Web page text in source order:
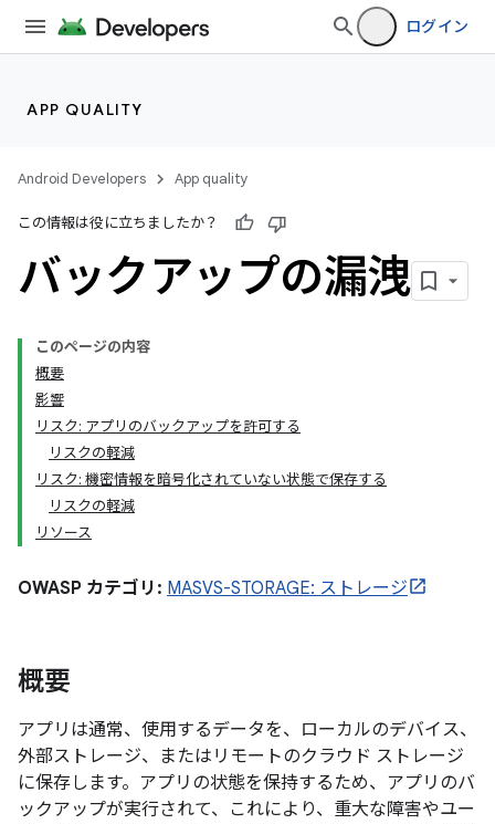
ログイン
APP QUALITY
Android Developers App quality
この情報は役に立ちましたか？
バックアップの漏洩
このページの内容
概要
影響
リスク: アプリのバックアップを許可する
リスクの軽減
リスク: 機密情報を暗号化されていない状態で保存する
リスクの軽減
リソース
OWASP カテゴリ: MASVS-STORAGE: ストレージ
概要
アプリは通常、使用するデータを、ローカルのデバイス、
外部ストレージ、またはリモートのクラウド ストレージ
に保存します。アプリの状態を保持するため、アプリのバ
ックアップが実行されて、これにより、重大な障害やユー